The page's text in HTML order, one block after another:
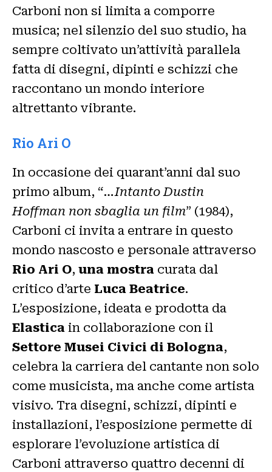
Carboni non si limita a comporre
musica; nel silenzio del suo studio, ha
sempre coltivato un’attività parallela
fatta di disegni, dipinti e schizzi che
raccontano un mondo interiore
altrettanto vibrante.
Rio Ari O
In occasione dei quarant’anni dal suo
primo album, “…Intanto Dustin
Hoffman non sbaglia un film” (1984),
Carboni ci invita a entrare in questo
mondo nascosto e personale attraverso
Rio Ari O, una mostra curata dal
critico d’arte Luca Beatrice.
L’esposizione, ideata e prodotta da
Elastica in collaborazione con il
Settore Musei Civici di Bologna,
celebra la carriera del cantante non solo
come musicista, ma anche come artista
visivo. Tra disegni, schizzi, dipinti e
installazioni, l’esposizione permette di
esplorare l’evoluzione artistica di
Carboni attraverso quattro decenni di